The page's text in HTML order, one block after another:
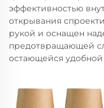
эффективностью
открывания
рукой и оснащен
предотвращающей
остающейся